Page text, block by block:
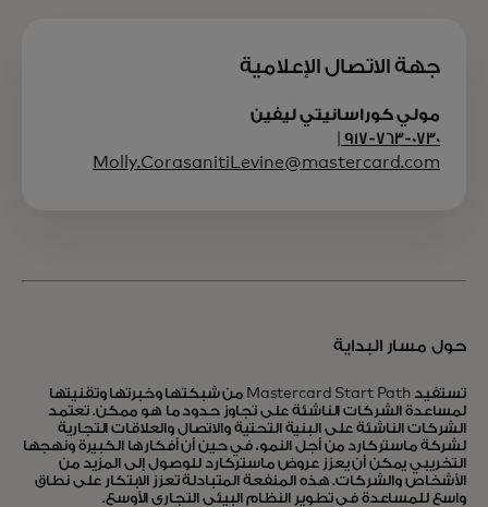
جهة الاتصال الإعلامية
مولي كوراسانيتي ليفين
Molly.CorasanitiLevine@mastercard.com
حول مسار البداية
تستفيد Mastercard Start Path من شبكتها وخبرتها وتقنيتها
لمساعدة الشركات الناشئة على تجاوز حدود ما هو ممكن. تعتمد
الشركات الناشئة على البنية التحتية والاتصال والعلاقات التجارية
لشركة ماستركارد من أجل النمو، في حين أن أفكارها الكبيرة ونهجها
التخريبي يمكن أن يعزز عروض ماستركارد للوصول إلى المزيد من
الأشخاص والشركات. هذه المنفعة المتبادلة تعزز الابتكار على نطاق
واسع للمساعدة في تطوير النظام البيئي التجاري الأوسع.